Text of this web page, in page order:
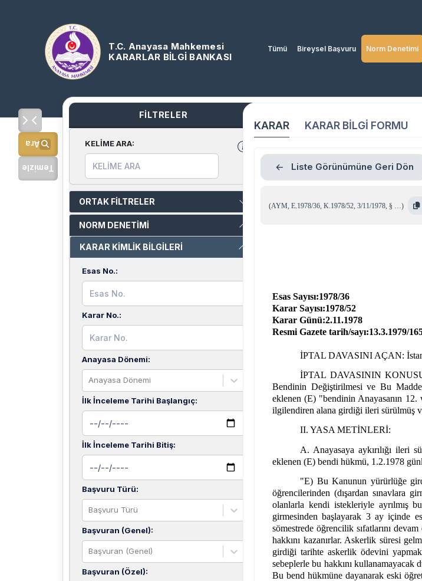
T.C. Anayasa Mahkemesi
KARARLAR BİLGİ BANKASI
Tümü Bireysel Başvuru Norm Denetimi
Ara
Temizle
FİLTRELER
KELİME ARA:
ORTAK FİLTRELER
NORM DENETİMİ
KARAR KİMLİK BİLGİLERİ
Esas No.:
Karar No.:
Anayasa Dönemi:
Anayasa Dönemi
İlk İnceleme Tarihi Başlangıç:
İlk İnceleme Tarihi Bitiş:
Başvuru Türü:
Başvuru Türü
Başvuran (Genel):
Başvuran (Genel)
Başvuran (Özel):
KARAR KARAR BİLGİ FORMU
Liste Görünümüne Geri Dön
(AYM, E.1978/36, K.1978/52, 3/11/1978, § …)